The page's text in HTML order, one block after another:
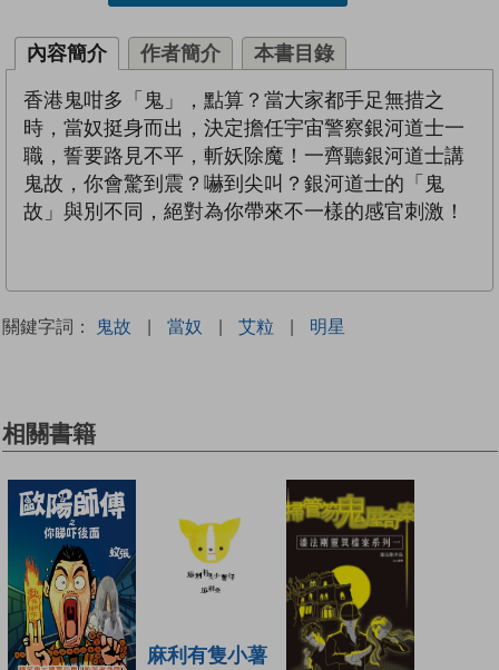
內容簡介 作者簡介 本書目錄
香港鬼咁多「鬼」，點算？當大家都手足無措之
時，當奴挺身而出，決定擔任宇宙警察銀河道士一
職，誓要路見不平，斬妖除魔！一齊聽銀河道士講
鬼故，你會驚到震？嚇到尖叫？銀河道士的「鬼
故」與別不同，絕對為你帶來不一樣的感官刺激！
關鍵字詞： 鬼故 | 當奴 | 艾粒 | 明星
相關書籍
麻利有隻小薯